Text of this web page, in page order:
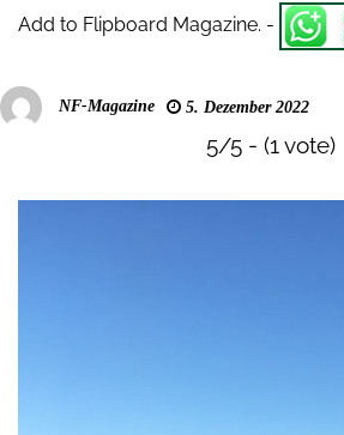
Add to Flipboard Magazine. -
NF-Magazine 5. Dezember 2022
5/5 - (1 vote)